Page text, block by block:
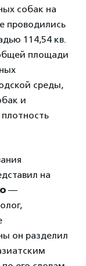
собак на
проводились
114,54 кв.
площади
среды,
и
на
—
он разделил